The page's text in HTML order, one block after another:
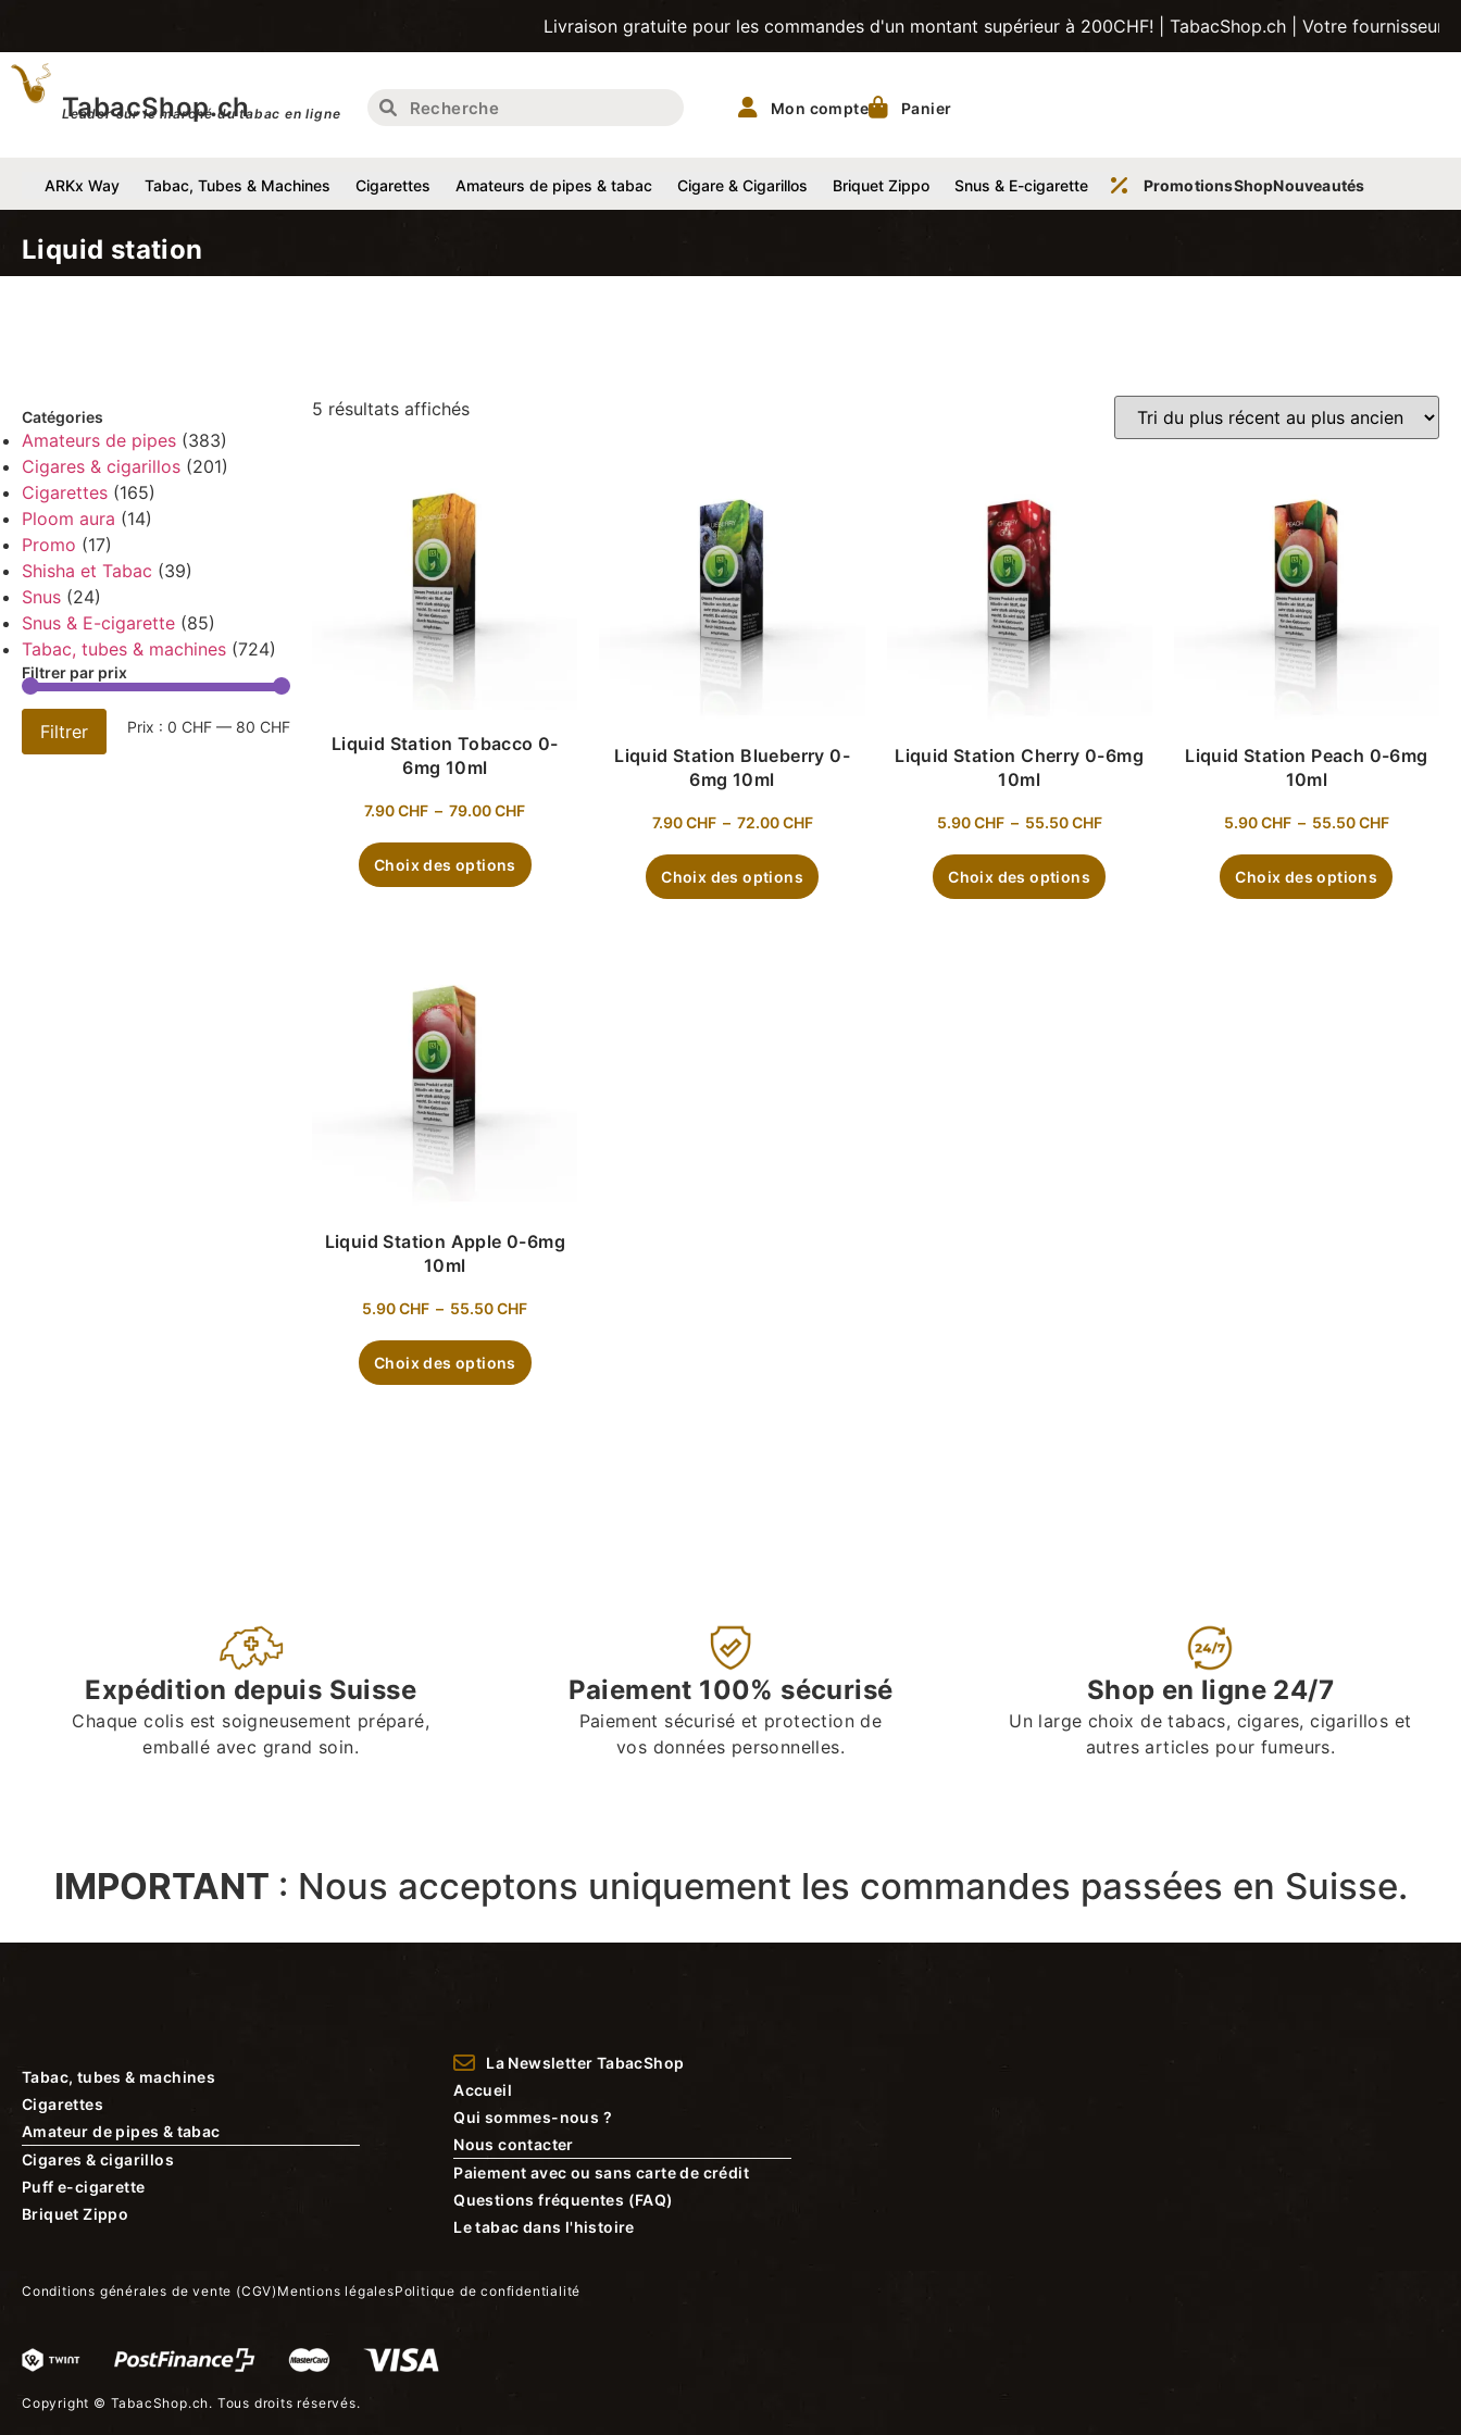
Livraison gratuite pour les commandes d'un montant supérieur à 200CHF! | TabacShop.ch | Votre fournisseur de
TabacShop.ch
Leader sur le marché du tabac en ligne Mon compte Panier
ARKx Way Tabac, Tubes & Machines Cigarettes Amateurs de pipes & tabac Cigare & Cigarillos Briquet Zippo Snus & E-cigarette PromotionsShopNouveautés
Liquid station
Catégories
Amateurs de pipes (383)
Cigares & cigarillos (201)
Cigarettes (165)
Ploom aura (14)
Promo (17)
Shisha et Tabac (39)
Snus (24)
Snus & E-cigarette (85)
Tabac, tubes & machines (724)
Filtrer par prix
Filtrer Prix :0 CHF — 80 CHF
5 résultats affichés
Liquid Station Tobacco 0-
6mg 10ml
7.90CHF – 79.00CHF
Choix des options
Liquid Station Blueberry 0-
6mg 10ml
7.90CHF – 72.00CHF
Choix des options
Liquid Station Cherry 0-6mg
10ml
5.90CHF – 55.50CHF
Choix des options
Liquid Station Peach 0-6mg
10ml
5.90CHF – 55.50CHF
Choix des options
Liquid Station Apple 0-6mg
10ml
5.90CHF – 55.50CHF
Choix des options
Expédition depuis Suisse
Chaque colis est soigneusement préparé,
emballé avec grand soin.
Paiement 100% sécurisé
Paiement sécurisé et protection de
vos données personnelles.
Shop en ligne 24/7
Un large choix de tabacs, cigares, cigarillos et
autres articles pour fumeurs.
IMPORTANT : Nous acceptons uniquement les commandes passées en Suisse.
Tabac, tubes & machines
Cigarettes
Amateur de pipes & tabac
Cigares & cigarillos
Puff e-cigarette
Briquet Zippo
La Newsletter TabacShop
Accueil
Qui sommes-nous ?
Nous contacter
Paiement avec ou sans carte de crédit
Questions fréquentes (FAQ)
Le tabac dans l'histoire
Conditions générales de vente (CGV) Mentions légalesPolitique de confidentialité
Copyright © TabacShop.ch. Tous droits réservés.